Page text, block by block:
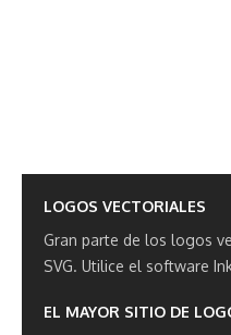
LOGOS VECTORIALES
Gran parte de los logos
SVG. Utilice el software
EL MAYOR SITIO DE